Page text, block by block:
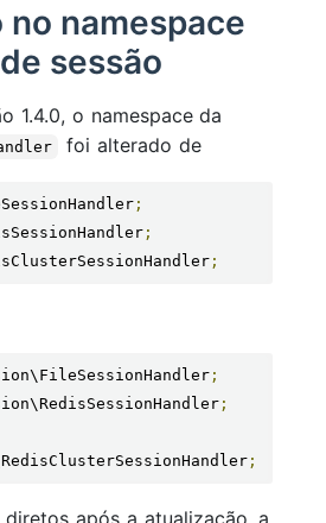
namespace
sessão
1.4.0, o namespace da
foi alterado de
;
;
;
;
;
;
após a atualização, a